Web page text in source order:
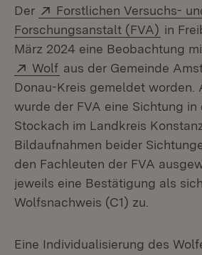
Der Extern:
Forstlichen Versuchs-
Forschungsanstalt (FVA) in
März 2024 eine Beobachtung
Extern:
Wolf (Öffnet in neuem
aus der Gemeinde
Donau-Kreis gemeldet worden.
wurde der FVA eine Sichtung in
Stockach im Landkreis
Bildaufnahmen beider
den Fachleuten der FVA
jeweils eine Bestätigung als
Wolfsnachweis (C1) zu.
Eine Individualisierung des